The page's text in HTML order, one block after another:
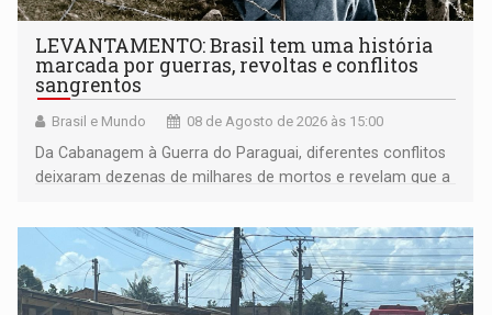
LEVANTAMENTO: Brasil tem uma história
marcada por guerras, revoltas e conflitos
sangrentos
Brasil e Mundo 08 de Agosto de 2026 às 15:00
Da Cabanagem à Guerra do Paraguai, diferentes conflitos
deixaram dezenas de milhares de mortos e revelam que a
territoriais e sociais